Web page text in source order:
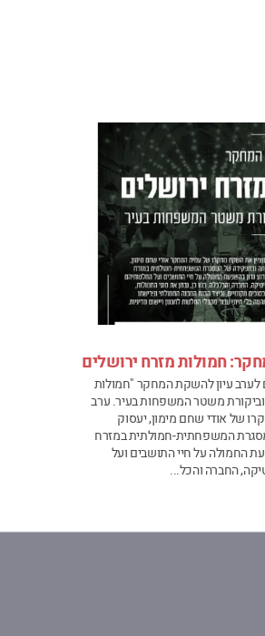
חמולות מזרח ירושלים
לערב עיון להשקת המחקר "חמולות
וביקורת משטר המשפחות בעיר. ערב
של אודי שחם מימון, יעסוק
המשפחתית-חמולתית במזרח
החמולה על חיי התושבים ועל
החברה והכל...